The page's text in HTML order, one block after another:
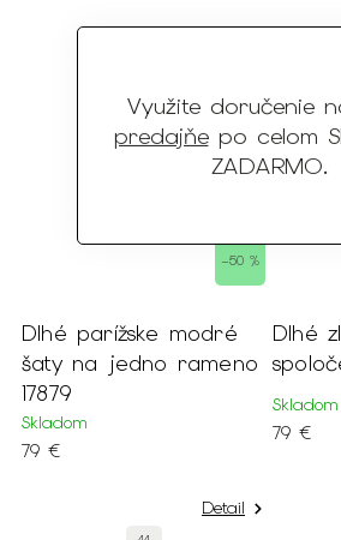
Využite doručenie
predajňepo celom
ZADARMO.
–50 %
Dlhé parížske modré
šaty na jedno rameno
17879
Skladom
79 €
Detail
Dlhé
Skladom
79 €